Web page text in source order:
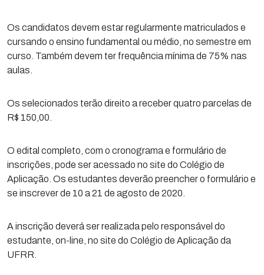
Os candidatos devem estar regularmente matriculados e
cursando o ensino fundamental ou médio, no semestre em
curso. Também devem ter frequência mínima de 75% nas
aulas.
Os selecionados terão direito a receber quatro parcelas de
R$ 150,00.
O edital completo, com o cronograma e formulário de
inscrições, pode ser acessado no site do Colégio de
Aplicação. Os estudantes deverão preencher o formulário e
se inscrever de 10 a 21 de agosto de 2020.
A inscrição deverá ser realizada pelo responsável do
estudante, on-line, no site do Colégio de Aplicação da
UFRR.